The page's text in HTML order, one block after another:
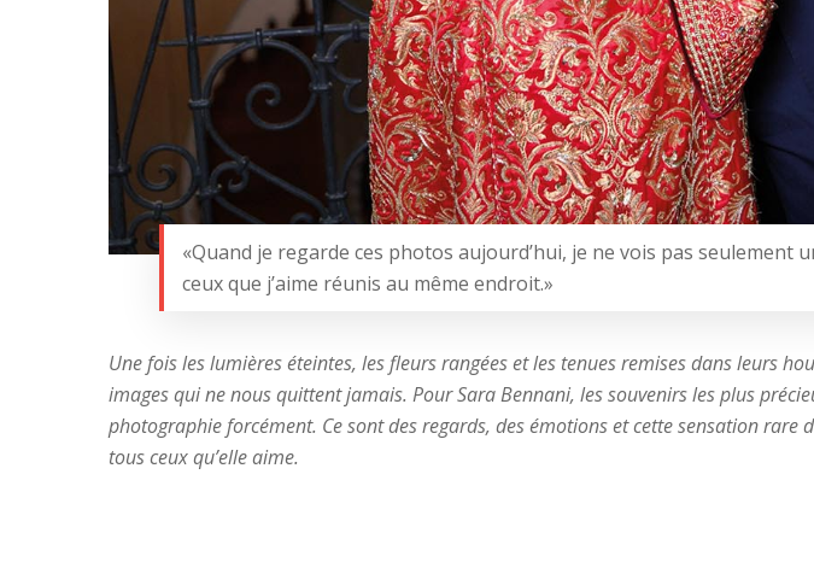
«Quand je regarde ces photos aujourd’hui, je ne vois pas seulement
ceux que j’aime réunis au même endroit.»
Une fois les lumières éteintes, les fleurs rangées et les tenues remises dans leurs
images qui ne nous quittent jamais. Pour Sara Bennani, les souvenirs les plus
photographie forcément. Ce sont des regards, des émotions et cette sensation rare
tous ceux qu’elle aime.